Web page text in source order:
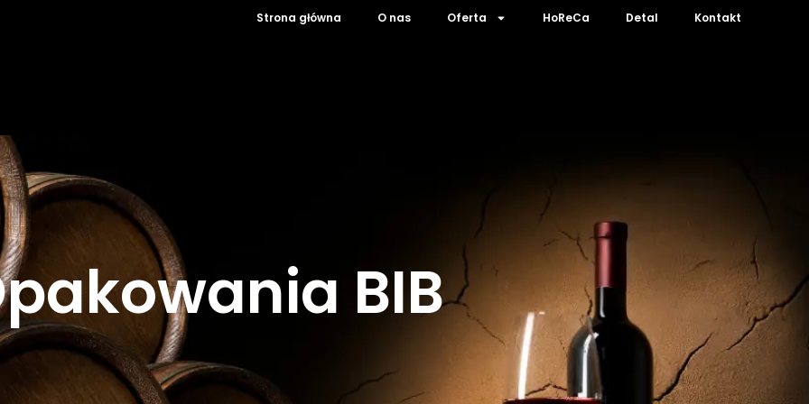
Strona główna O nas Oferta HoReCa Detal Kontakt
BIB